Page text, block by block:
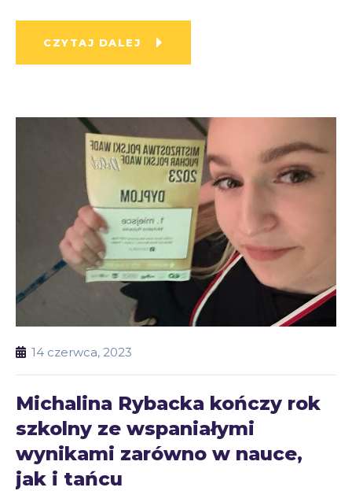
CZYTAJ DALEJ
14 czerwca, 2023
Michalina Rybacka kończy rok
szkolny ze wspaniałymi
wynikami zarówno w nauce,
jak i tańcu